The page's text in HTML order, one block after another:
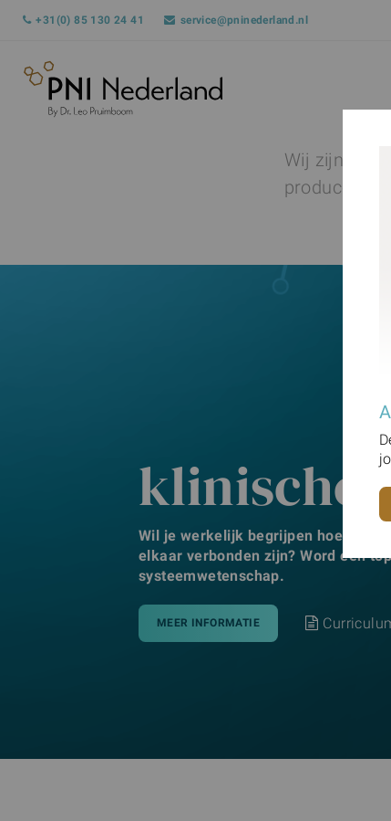
+31(0) 85 130 24 41 service@pninederland.nl
Wij zijn PNI
produceren,
klinische
Wil je werkelijk begrijpen hoe het
elkaar verbonden zijn? Word een
systeemwetenschap.
MEER INFORMATIE